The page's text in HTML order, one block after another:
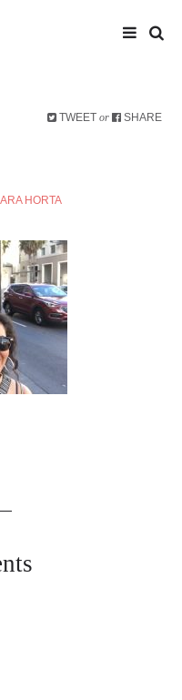
TWEET or SHARE
HORTA